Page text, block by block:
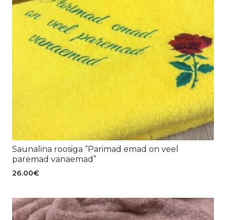
Saunalina roosiga “Parimad emad on veel
paremad vanaemad”
26.00€